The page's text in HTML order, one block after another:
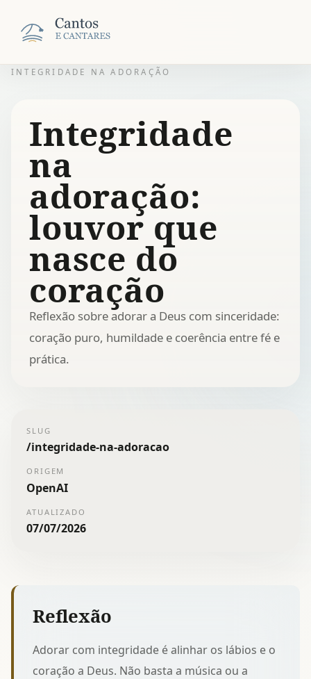
INTEGRIDADE NA ADORAÇÃO
Integridade
na
adoração:
louvor que
nasce do
coração
Reflexão sobre adorar a Deus com sinceridade:
coração puro, humildade e coerência entre fé e
prática.
SLUG
/integridade-na-adoracao
ORIGEM
OpenAI
ATUALIZADO
07/07/2026
Reflexão
Adorar com integridade é alinhar os lábios e o
coração a Deus. Não basta a música ou a